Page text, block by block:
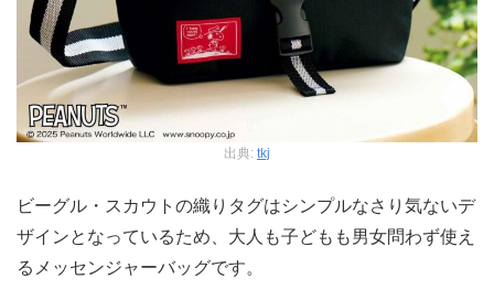
出典: tkj
ビーグル・スカウトの織りタグはシンプルなさり気ないデ
ザインとなっているため、大人も子どもも男女問わず使え
るメッセンジャーバッグです。